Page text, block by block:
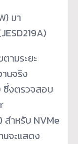
มา
ามระยะ
านจริง
ซึ่งตรวจสอบ
) สำหรับ NVMe
นจะแสดง